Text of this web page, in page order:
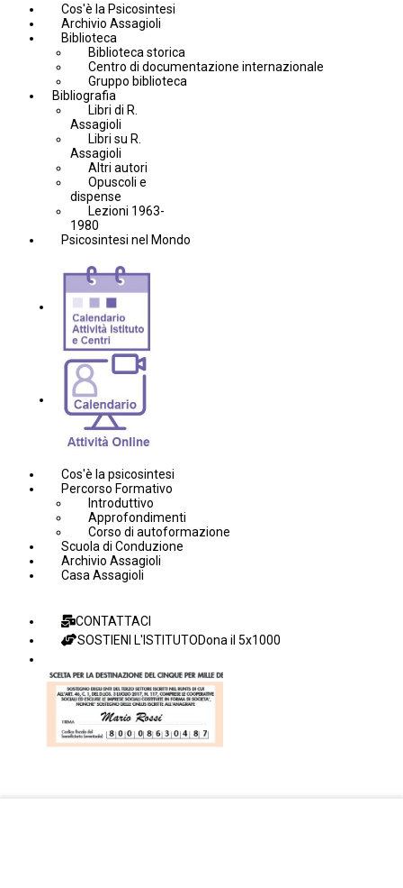
Cos'è la Psicosintesi
Archivio Assagioli
Biblioteca
Biblioteca storica
Centro di documentazione internazionale
Gruppo biblioteca
Bibliografia
Libri di R.
Assagioli
Libri su R.
Assagioli
Altri autori
Opuscoli e
dispense
Lezioni 1963-
1980
Psicosintesi nel Mondo
Cos'è la psicosintesi
Percorso Formativo
Introduttivo
Approfondimenti
Corso di autoformazione
Scuola di Conduzione
Archivio Assagioli
Casa Assagioli
CONTATTACI
SOSTIENI L'ISTITUTODona il 5x1000